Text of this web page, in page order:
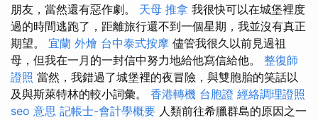
朋友，當然還有惡作劇。 天母 推拿 我很快可以在城堡裡度
過的時間逃跑了，距離旅行還不到一個星期，我並沒有真正
期望。 宜蘭 外燴 台中泰式按摩 儘管我很久以前見過祖
母，但我在一月的一封信中努力地給他寫信給他。 整復師
證照 當然，我錯過了城堡裡的夜冒險，與雙胞胎的笑話以
及與斯萊特林的較小詞彙。 香港轉機 台胞證 經絡調理證照
seo 意思 記帳士-會計學概要 人類前往希臘群島的原因之一